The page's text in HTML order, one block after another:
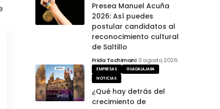
Presea Manuel Acuña
2026: Así puedes
postular candidatos al
reconocimiento cultural
de Saltillo
Frida Tochimani 3 agosto, 2026
EMPRESAS
GUADALAJARA
NOTICIAS
¿Qué hay detrás del
crecimiento de